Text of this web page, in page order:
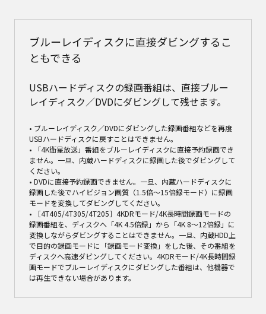
ブルーレイディスクに直接ダビングするこ
ともできる
USBハードディスクの録画番組は、直接ブルー
レイディスク／DVDにダビングして残せます。
• ブルーレイディスク／DVDにダビングした録画番組などを再度
USBハードディスクに戻すことはできません。
• 「4K衛星放送」番組をブルーレイディスクに直接予約録画でき
ません。一旦、内蔵ハードディスクに録画した後でダビングして
ください。
• DVDに直接予約録画できません。一旦、内蔵ハードディスクに
録画した後でハイビジョン画質（1.5倍～15倍録モード）に録画
モードを変換してダビングしてください。
• ［4T405/4T305/4T205］4KDRモード/4K長時間録画モードの
録画番組を、ディスクへ「4K 4.5倍録」から「4K 8～12倍録」に
変換しながらダビングすることはできません。一旦、内蔵HDD上
で目的の録画モードに「録画モード変換」をした後、その番組を
ディスクへ高速ダビングしてください。4KDRモード/4K長時間録
画モードでブルーレイディスクにダビングした番組は、他機器で
は再生できない場合があります。